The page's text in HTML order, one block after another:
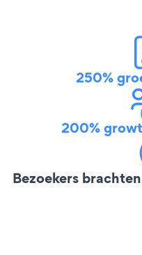
250%
200%
Bezoekers brachten